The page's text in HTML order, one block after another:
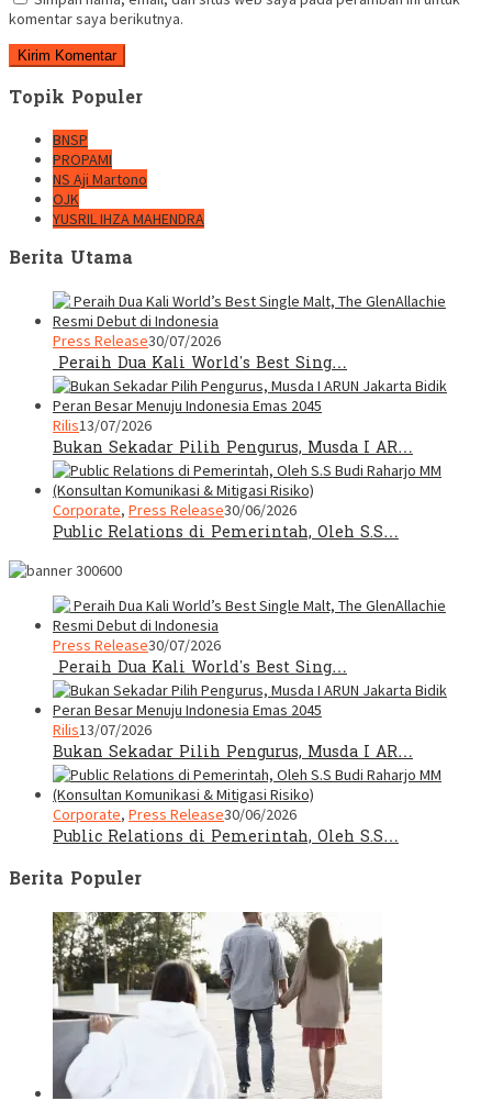
komentar saya berikutnya.
Topik Populer
BNSP
PROPAMI
NS Aji Martono
OJK
YUSRIL IHZA MAHENDRA
Berita Utama
Press Release30/07/2026
Peraih Dua Kali World’s Best Sing…
Rilis13/07/2026
Bukan Sekadar Pilih Pengurus, Musda I AR…
Corporate, Press Release30/06/2026
Public Relations di Pemerintah, Oleh S.S…
Press Release30/07/2026
Peraih Dua Kali World’s Best Sing…
Rilis13/07/2026
Bukan Sekadar Pilih Pengurus, Musda I AR…
Corporate, Press Release30/06/2026
Public Relations di Pemerintah, Oleh S.S…
Berita Populer